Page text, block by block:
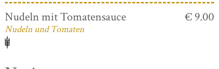
Nudeln mit Tomatensauce
Nudeln und Tomaten
€ 9.00